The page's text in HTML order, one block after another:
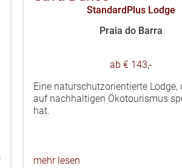
StandardPlus Lodge
Praia do Barra
ab € 143,-
Eine naturschutzorientierte Lodge,
auf nachhaltigen Ökotourismus
hat.
mehr lesen